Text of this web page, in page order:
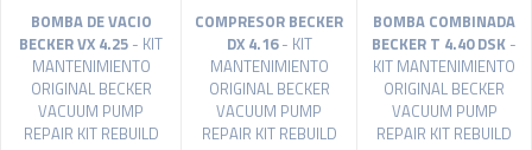
BOMBA DE VACIO
BECKER VX 4.25 - KIT
MANTENIMIENTO
ORIGINAL BECKER
VACUUM PUMP
REPAIR KIT REBUILD
COMPRESOR BECKER
DX 4.16- KIT
MANTENIMIENTO
ORIGINAL BECKER
VACUUM PUMP
REPAIR KIT REBUILD
BOMBA COMBINADA
BECKER T 4.40 DSK -
KIT MANTENIMIENTO
ORIGINAL BECKER
VACUUM PUMP
REPAIR KIT REBUILD